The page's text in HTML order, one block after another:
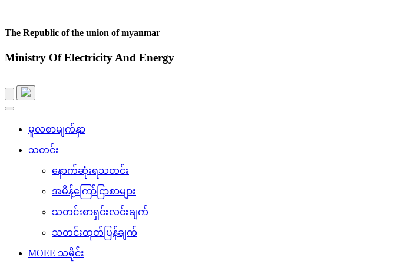
The Republic of the union of myanmar
Ministry Of Electricity And Energy
Toggle
မူလစာမျက်နှာ
သတင်း
နောက်ဆုံးရသတင်း
အမိန့်ကြော်ငြာစာများ
သတင်းစာရှင်းလင်းချက်
သတင်းထုတ်ပြန်ချက်
MOEE သမိုင်း